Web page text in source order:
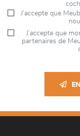
J’accepte que
J’accepte que
partenaires de